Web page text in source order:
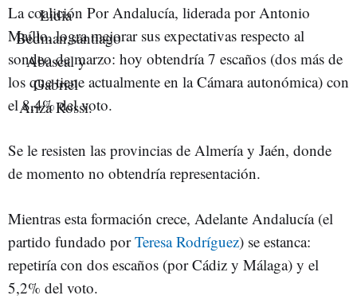
La coalición Por Andalucía, liderada por Antonio
Maíllo, logra mejorar sus expectativas respecto al
sondeo de marzo: hoy obtendría 7 escaños (dos más de
los que tiene actualmente en la Cámara autonómica) con
el 8,4% del voto.
Se le resisten las provincias de Almería y Jaén, donde
de momento no obtendría representación.
Mientras esta formación crece, Adelante Andalucía (el
partido fundado porTeresa Rodríguez) se estanca:
repetiría con dos escaños (por Cádiz y Málaga) y el
5,2% del voto.